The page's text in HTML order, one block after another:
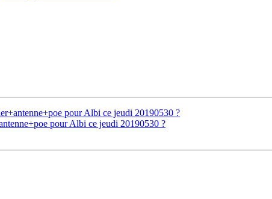
pour Albi ce jeudi 20190530 ?
pour Albi ce jeudi 20190530 ?